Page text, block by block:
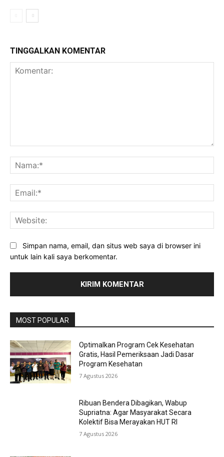
TINGGALKAN KOMENTAR
Simpan nama, email, dan situs web saya di browser ini
untuk lain kali saya berkomentar.
MOST POPULAR
Optimalkan Program Cek Kesehatan
Gratis, Hasil Pemeriksaan Jadi Dasar
Program Kesehatan
7 Agustus 2026
Ribuan Bendera Dibagikan, Wabup
Supriatna: Agar Masyarakat Secara
Kolektif Bisa Merayakan HUT RI
7 Agustus 2026